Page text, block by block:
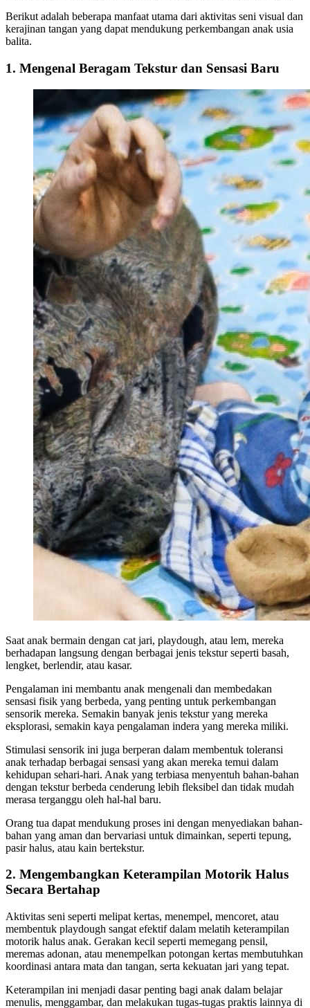
Berikut adalah beberapa manfaat utama dari aktivitas seni visual dan
kerajinan tangan yang dapat mendukung perkembangan anak usia
balita.
1. Mengenal Beragam Tekstur dan Sensasi Baru
Saat anak bermain dengan cat jari, playdough, atau lem, mereka
berhadapan langsung dengan berbagai jenis tekstur seperti basah,
lengket, berlendir, atau kasar.
Pengalaman ini membantu anak mengenali dan membedakan
sensasi fisik yang berbeda, yang penting untuk perkembangan
sensorik mereka. Semakin banyak jenis tekstur yang mereka
eksplorasi, semakin kaya pengalaman indera yang mereka miliki.
Stimulasi sensorik ini juga berperan dalam membentuk toleransi
anak terhadap berbagai sensasi yang akan mereka temui dalam
kehidupan sehari-hari. Anak yang terbiasa menyentuh bahan-bahan
dengan tekstur berbeda cenderung lebih fleksibel dan tidak mudah
merasa terganggu oleh hal-hal baru.
Orang tua dapat mendukung proses ini dengan menyediakan bahan-
bahan yang aman dan bervariasi untuk dimainkan, seperti tepung,
pasir halus, atau kain bertekstur.
2. Mengembangkan Keterampilan Motorik Halus
Secara Bertahap
Aktivitas seni seperti melipat kertas, menempel, mencoret, atau
membentuk playdough sangat efektif dalam melatih keterampilan
motorik halus anak. Gerakan kecil seperti memegang pensil,
meremas adonan, atau menempelkan potongan kertas membutuhkan
koordinasi antara mata dan tangan, serta kekuatan jari yang tepat.
Keterampilan ini menjadi dasar penting bagi anak dalam belajar
menulis, menggambar, dan melakukan tugas-tugas praktis lainnya di